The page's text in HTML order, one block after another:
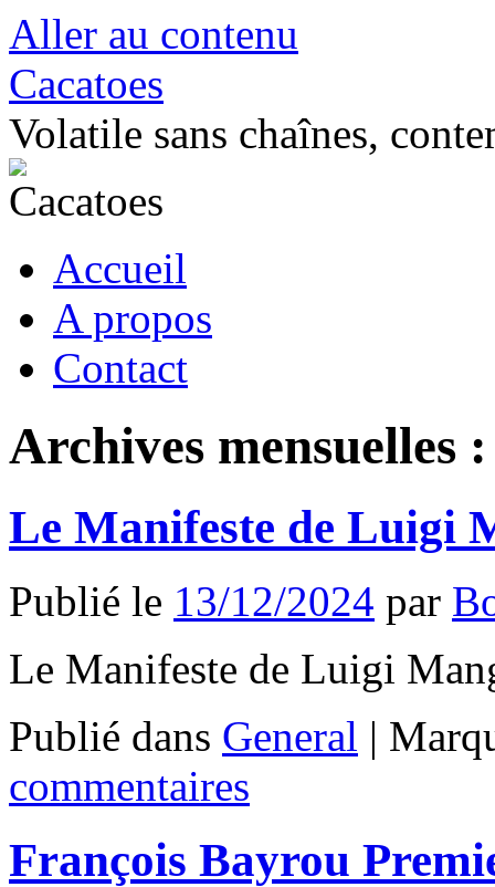
Aller au contenu
Cacatoes
Volatile sans chaînes,
Accueil
A propos
Contact
Archives mensuelles
Le Manifeste de Luigi
Publié le 13/12/2024 par
Le Manifeste de Luigi
Publié dans General |
commentaires
François Bayrou